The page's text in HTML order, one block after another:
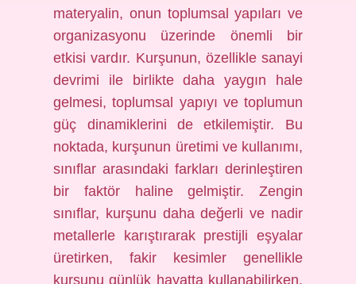
materyalin, onun toplumsal yapıları ve
organizasyonu üzerinde önemli bir
etkisi vardır. Kurşunun, özellikle sanayi
devrimi ile birlikte daha yaygın hale
gelmesi, toplumsal yapıyı ve toplumun
güç dinamiklerini de etkilemiştir. Bu
noktada, kurşunun üretimi ve kullanımı,
sınıflar arasındaki farkları derinleştiren
bir faktör haline gelmiştir. Zengin
sınıflar, kurşunu daha değerli ve nadir
metallerle karıştırarak prestijli eşyalar
üretirken, fakir kesimler genellikle
kurşunu günlük hayatta kullanabilirken,